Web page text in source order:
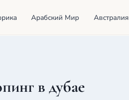
Арабский Мир Австралия
в дубае